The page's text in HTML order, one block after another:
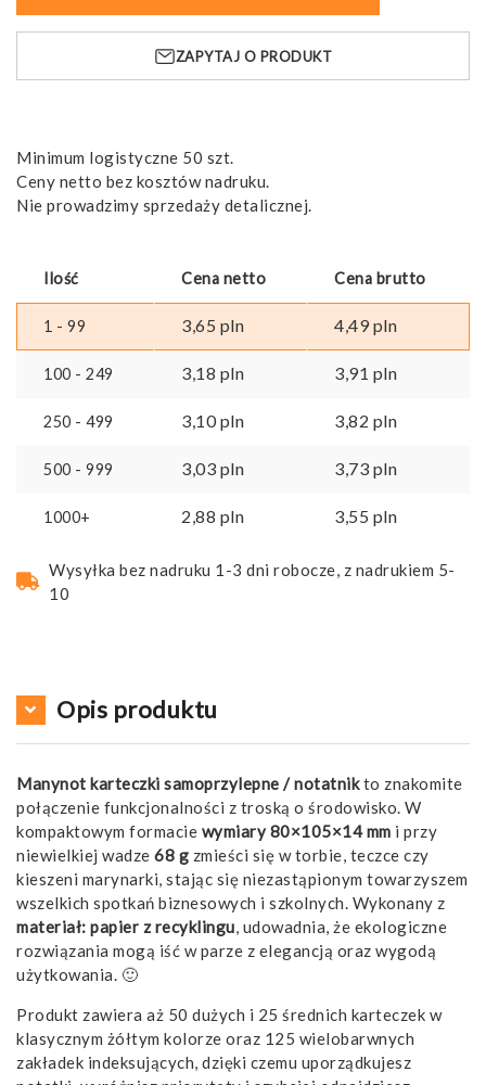
recykling
ZAPYTAJ O PRODUKT
Minimum logistyczne 50 szt.
Ceny netto bez kosztów nadruku.
Nie prowadzimy sprzedaży detalicznej.
Ilość Cena netto Cena brutto
1 - 99 3,65 pln 4,49pln
100 - 249 3,18 pln 3,91 pln
250 - 499 3,10pln 3,82 pln
500 - 999 3,03 pln 3,73 pln
1000+ 2,88 pln 3,55 pln
Wysyłka bez nadruku 1-3 dni robocze, z nadrukiem 5-
10
Opis produktu
Manynot karteczki samoprzylepne / notatnikto znakomite
połączenie funkcjonalności z troską o środowisko. W
kompaktowym formacie wymiary 80×105×14 mm i przy
niewielkiej wadze 68 g zmieści się w torbie, teczce czy
kieszeni marynarki, stając się niezastąpionym towarzyszem
wszelkich spotkań biznesowych i szkolnych. Wykonany z
materiał: papier z recyklingu, udowadnia, że ekologiczne
rozwiązania mogą iść w parze z elegancją oraz wygodą
użytkowania. 🙂
Produkt zawiera aż 50 dużych i 25 średnich karteczek w
klasycznym żółtym kolorze oraz 125 wielobarwnych
zakładek indeksujących, dzięki czemu uporządkujesz